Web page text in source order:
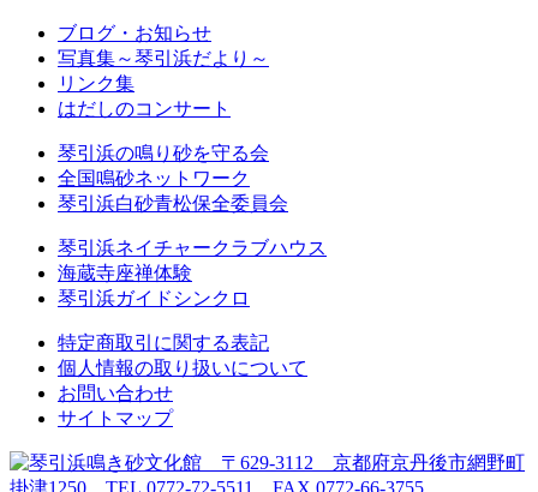
ブログ・お知らせ
写真集～琴引浜だより～
リンク集
はだしのコンサート
琴引浜の鳴り砂を守る会
全国鳴砂ネットワーク
琴引浜白砂青松保全委員会
琴引浜ネイチャークラブハウス
海蔵寺座禅体験
琴引浜ガイドシンクロ
特定商取引に関する表記
個人情報の取り扱いについて
お問い合わせ
サイトマップ